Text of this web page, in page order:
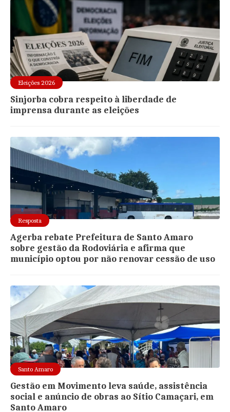
Eleições 2026
Sinjorba cobra respeito à liberdade de
imprensa durante as eleições
Resposta
Agerba rebate Prefeitura de Santo Amaro
sobre gestão da Rodoviária e afirma que
município optou por não renovar cessão de uso
Santo Amaro
Gestão em Movimento leva saúde, assistência
social e anúncio de obras ao Sítio Camaçari, em
Santo Amaro